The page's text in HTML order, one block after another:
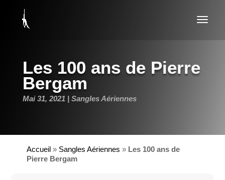
Les 100 ans de Pierre
Bergam
Mai 31, 2021 Sangles Aériennes
Accueil» Sangles Aériennes » Les 100 ans de
Pierre Bergam